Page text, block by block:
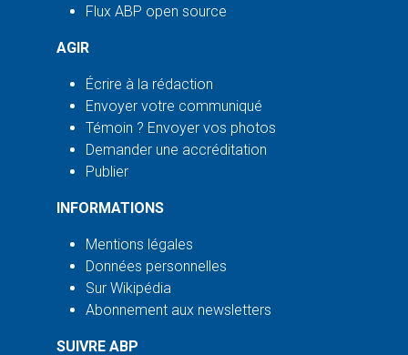
Flux ABP open source
AGIR
Écrire à la rédaction
Envoyer votre communiqué
Témoin ? Envoyer vos photos
Demander une accréditation
Publier
INFORMATIONS
Mentions légales
Données personnelles
Sur Wikipédia
Abonnement aux newsletters
SUIVRE ABP